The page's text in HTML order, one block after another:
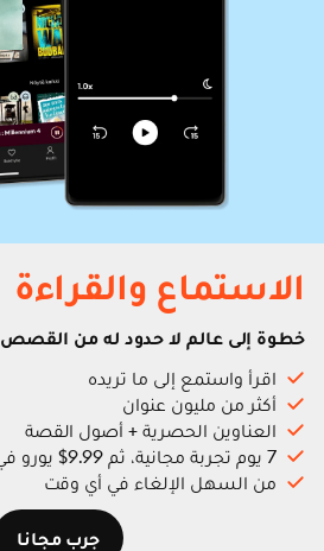
الاستماع والقراءة
خطوة إلى عالم لا حدود له من القصص
اقرأ واستمع إلى ما تريده
أكثر من مليون عنوان
العناوين الحصرية + أصول القصة
7 يوم تجربة مجانية، ثم 9.99$ يورو في الشهر
من السهل الإلغاء في أي وقت
جرب مجانا